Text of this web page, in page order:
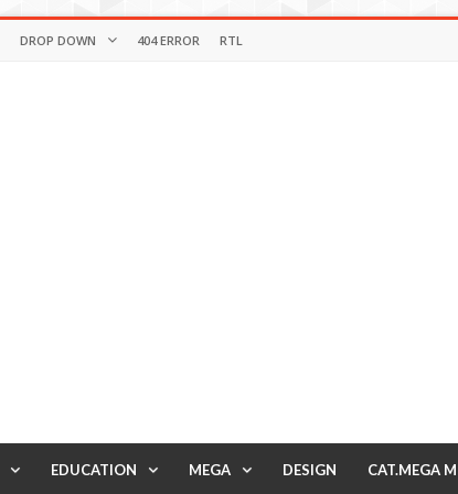
DROP DOWN 404 ERROR RTL
EDUCATION MEGA DESIGN CAT.MEGA